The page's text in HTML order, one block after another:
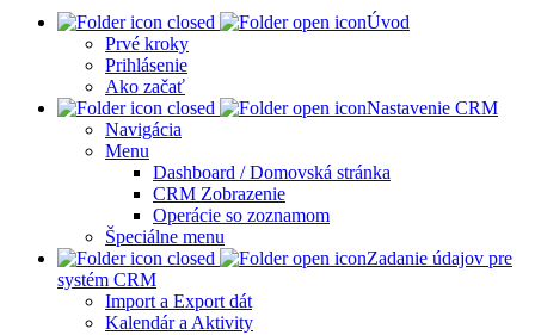
Úvod
Prvé kroky
Prihlásenie
Ako začať
Nastavenie CRM
Navigácia
Menu
Dashboard / Domovská stránka
CRM Zobrazenie
Operácie so zoznamom
Špeciálne menu
Zadanie údajov pre
systém CRM
Import a Export dát
Kalendár a Aktivity